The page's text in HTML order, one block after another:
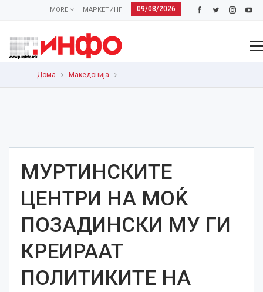
09/08/2026
МАРКЕТИНГ
MORE
Дома Македонија
МУРТИНСКИТЕ
ЦЕНТРИ НА МОЌ
ПОЗАДИНСКИ МУ ГИ
КРЕИРААТ
ПОЛИТИКИТЕ НА